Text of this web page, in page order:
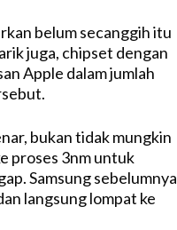
belum secanggih itu
juga, chipset dengan
Apple dalam jumlah
bukan tidak mungkin
proses 3nm untuk
Samsung sebelumnya
langsung lompat ke